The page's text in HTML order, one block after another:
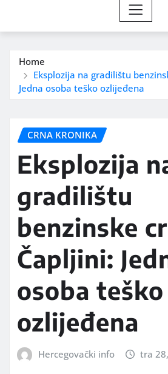
Home
Eksplozija na gradilištu
Jedna osoba teško ozlijeđena
CRNA KRONIKA
Eksplozija
gradilištu
benzinske
Čapljini:
osoba teško
ozlijeđena
Hercegovački info tra